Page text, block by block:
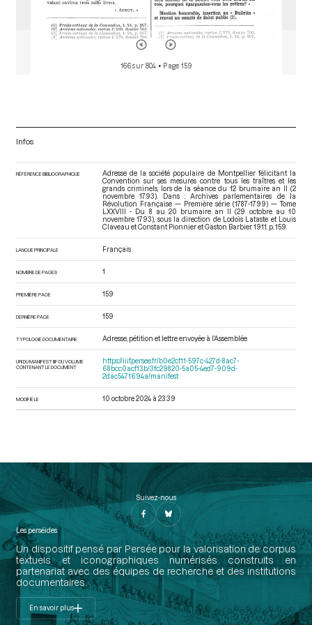
166 sur 804 • Page 159
Infos
RÉFÉRENCE BIBLIOGRAPHIQUE
Adresse de la société populaire de Montpellier félicitant la
Convention sur ses mesures contre tous les traîtres et les
grands criminels, lors de la séance du 12 brumaire an II (2
novembre 1793). Dans : Archives parlementaires de la
Révolution Française — Première série (1787-1799) — Tome
LXXVIII - Du 8 au 20 brumaire an II (29 octobre au 10
novembre 1793) , sous la direction de Lodoïs Lataste et Louis
Claveau et Constant Pionnier et Gaston Barbier. 1911. p. 159.
LANGUE PRINCIPALE Français
NOMBRE DE PAGES 1
PREMIÈRE PAGE 159
DERNIÈRE PAGE 159
TYPOLOGIE DOCUMENTAIRE Adresse, pétition et lettre envoyée à l’Assemblée
URI DU MANIFEST IIIF DU VOLUME
CONTENANT LE DOCUMENT
https://iiif.persee.fr/b0e2cf11-597c-427d-8ac7-
68bcc0acf13b/3fc29820-5a05-4ed7-909d-
2dac5471694a/manifest
MODIFIÉ LE 10 octobre 2024 à 23:39
Suivez-nous
Les perséides
Un dispositif pensé par Persée pour la valorisation de corpus
textuels et iconographiques numérisés construits en
partenariat avec des équipes de recherche et des institutions
documentaires.
En savoir plus